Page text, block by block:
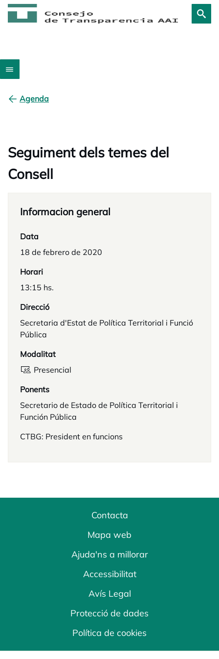
Agenda
Seguiment dels temes del
Consell
Informacion general
Data
18 de febrero de 2020
Horari
13:15 hs.
Direcció
Secretaria d'Estat de Política Territorial i Funció
Pública
Modalitat
Presencial
Ponents
Secretario de Estado de Política Territorial i
Función Pública
CTBG: President en funcions
Contacta
Mapa web
Ajuda'ns a millorar
Accessibilitat
Avís Legal
Protecció de dades
Política de cookies